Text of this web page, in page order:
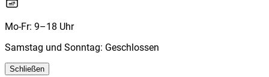
Mo-Fr: 9–18 Uhr
Samstag und Sonntag: Geschlossen
Schließen